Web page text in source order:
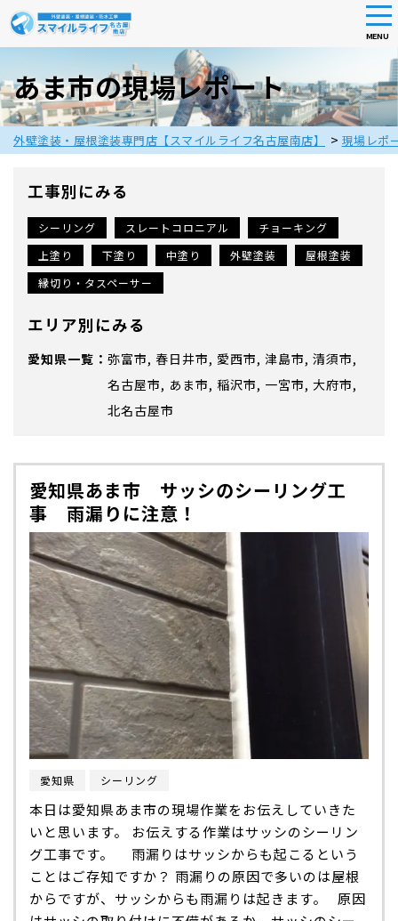
main
content
MENU
あま市の現場レポート
外壁塗装・屋根塗装専門店【スマイルライフ名古屋南店】 > 現場レポ
工事別にみる
シーリング スレートコロニアル
チョーキング
上塗り
下塗り 中塗り 外壁塗装
屋根塗装
縁切り・タスペーサー
エリア別にみる
愛知県 弥富市 春日井市 愛西市 津島市 清須市
名古屋市
あま市 稲沢市 一宮市 大府市
北名古屋市
愛知県あま市 サッシのシーリング工
事 雨漏りに注意！
愛知県 シーリング
本日は愛知県あま市の現場作業をお伝えしていきた
いと思います。 お伝えする作業はサッシのシーリン
グ工事です。 雨漏りはサッシからも起こるという
ことはご存知ですか？ 雨漏りの原因で多いのは屋根
からですが、サッシからも雨漏りは起きます。 原因